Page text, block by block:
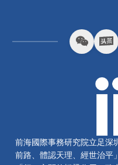
前海國際事務研究院立足深
前路、體認天理、經世治平